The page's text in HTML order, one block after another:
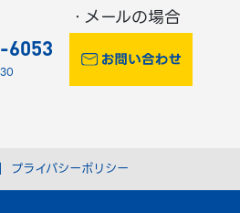
6053
・メールの場合
｜ プライバシーポリシー